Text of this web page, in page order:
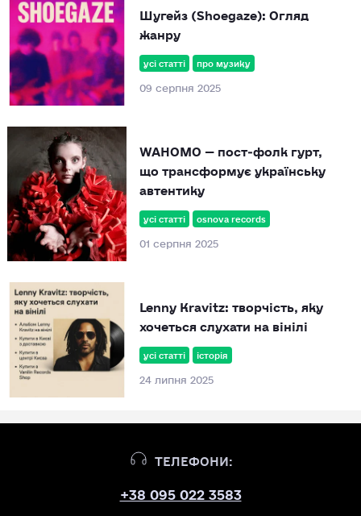
усі статті про музику
09 серпня 2025
Шугейз (Shoegaze): Огляд
жанру
усі статті osnova records
01 серпня 2025
WAHOMO — пост‑фолк гурт,
що трансформує українську
автентику
усі статті історія
24 липня 2025
Lenny Kravitz: творчість, яку
хочеться слухати на вінілі
ТЕЛЕФОНИ:
+38 095 022 3583